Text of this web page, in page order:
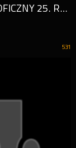
HARRY POTTER I KAMIEŃ FILOZOFICZNY 25. ROCZNICA PREMIRY - HELIOS REPLAY
531